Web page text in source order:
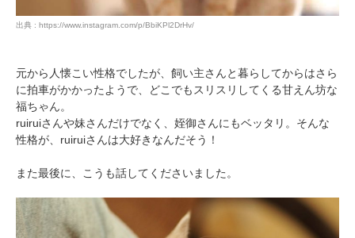
出典 : https://www.instagram.com/p/BbiKPl2DrHv/
元から人懐こい性格でしたが、飼い主さんと暮らしてからはさら
に拍車がかかったようで、どこでもスリスリしてくる甘えん坊な
福ちゃん。
ruiruiさんや妹さんだけでなく、姪御さんにもベッタリ。そんな
性格が、ruiruiさんは大好きなんだそう！
また最後に、こうも話してくださいました。